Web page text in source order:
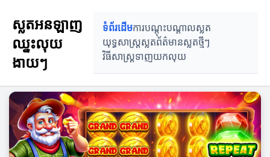
ស្លតអនឡាញ
ឈ្នះលុយ
ងាយៗ
ទំព័រដើមការបណ្តុះបណ្តាលស្លត
យុទ្ធសាស្ត្រស្លតព័ត៌មានស្លតថ្មីៗ
វិធីសាស្ត្រទាញយកលុយ